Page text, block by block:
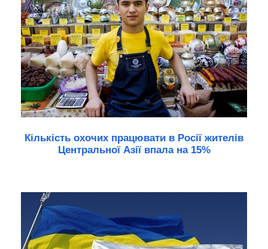
Кількість охочих працювати в Росії жителів
Центральної Азії впала на 15%